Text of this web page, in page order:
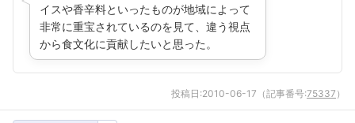
イスや香辛料といったものが地域によって
非常に重宝されているのを見て、違う視点
から食文化に貢献したいと思った。
投稿日:2010-06-17 （記事番号:75337 ）